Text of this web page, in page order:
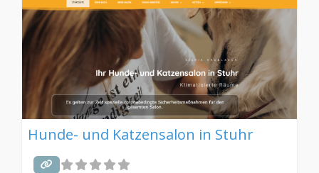
Hunde- und Katzensalon in Stuhr